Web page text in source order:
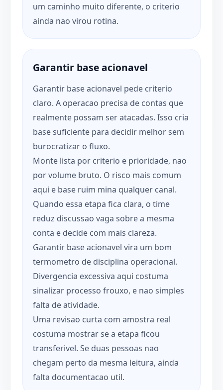
um caminho muito diferente, o criterio
ainda nao virou rotina.
Garantir base acionavel
Garantir base acionavel pede criterio
claro. A operacao precisa de contas que
realmente possam ser atacadas. Isso cria
base suficiente para decidir melhor sem
burocratizar o fluxo.
Monte lista por criterio e prioridade, nao
por volume bruto. O risco mais comum
aqui e base ruim mina qualquer canal.
Quando essa etapa fica clara, o time
reduz discussao vaga sobre a mesma
conta e decide com mais clareza.
Garantir base acionavel vira um bom
termometro de disciplina operacional.
Divergencia excessiva aqui costuma
sinalizar processo frouxo, e nao simples
falta de atividade.
Uma revisao curta com amostra real
costuma mostrar se a etapa ficou
transferivel. Se duas pessoas nao
chegam perto da mesma leitura, ainda
falta documentacao util.